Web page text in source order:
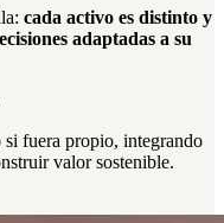
cada activo es distinto y
adaptadas a su
fuera propio, integrando
valor sostenible.